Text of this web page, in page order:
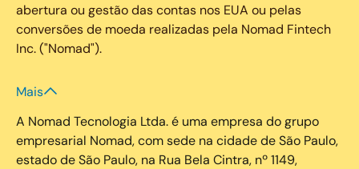
abertura ou gestão das contas nos EUA ou pelas
conversões de moeda realizadas pela Nomad Fintech
Inc. ("Nomad").
Mais
A Nomad Tecnologia Ltda. é uma empresa do grupo
empresarial Nomad, com sede na cidade de São Paulo,
estado de São Paulo, na Rua Bela Cintra, nº 1149,